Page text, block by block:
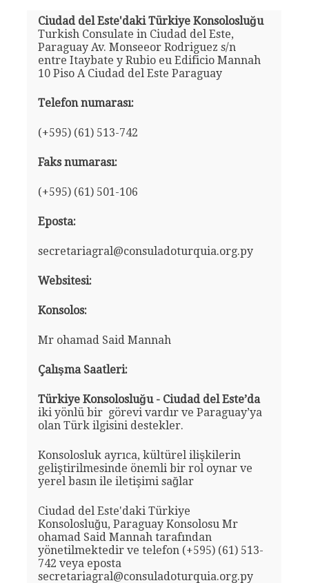
Ciudad del Este'daki Türkiye Konsolosluğu
Turkish Consulate in Ciudad del Este,
Paraguay Av. Monseeor Rodriguez s/n
entre Itaybate y Rubio eu Edificio Mannah
10 Piso A Ciudad del Este Paraguay
Telefon numarası:
(+595) (61) 513-742
Faks numarası:
(+595) (61) 501-106
Eposta:
secretariagral@consuladoturquia.org.py
Websitesi:
Konsolos:
Mr ohamad Said Mannah
Çalışma Saatleri:
Türkiye Konsolosluğu - Ciudad del Este’da
iki yönlü bir görevi vardır ve Paraguay’ya
olan Türk ilgisini destekler.
Konsolosluk ayrıca, kültürel ilişkilerin
geliştirilmesinde önemli bir rol oynar ve
yerel basın ile iletişimi sağlar
Ciudad del Este'daki Türkiye
Konsolosluğu, Paraguay Konsolosu Mr
ohamad Said Mannah tarafından
yönetilmektedir ve telefon (+595) (61) 513-
742 veya eposta
secretariagral@consuladoturquia.org.py